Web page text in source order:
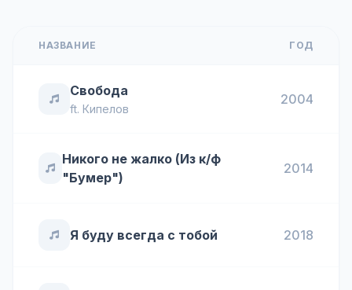
НАЗВАНИЕ ГОД
Свобода
ft. Кипелов
2004
Никого не жалко (Из к/ф
"Бумер")
2014
Я буду всегда с тобой 2018